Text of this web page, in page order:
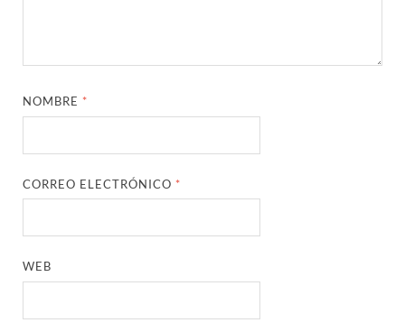
NOMBRE *
CORREO ELECTRÓNICO *
WEB